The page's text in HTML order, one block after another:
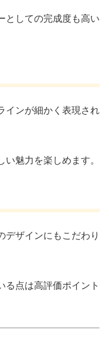
としての完成度も高い
インが細かく表現され
魅力を楽しめます。
デザインにもこだわり
る点は高評価ポイント